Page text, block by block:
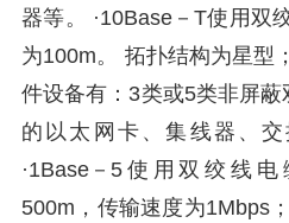
器等。 ·10Base－T使用双
为100m。 拓扑结构为星型
件设备有：3类或5类非屏
的以太网卡、集线器、交
·1Base－5使用双绞线
500m，传输速度为1Mbps